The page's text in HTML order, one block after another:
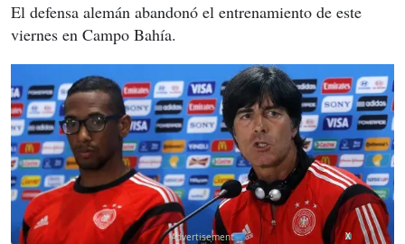
El defensa alemán abandonó el entrenamiento de este
viernes en Campo Bahía.
X